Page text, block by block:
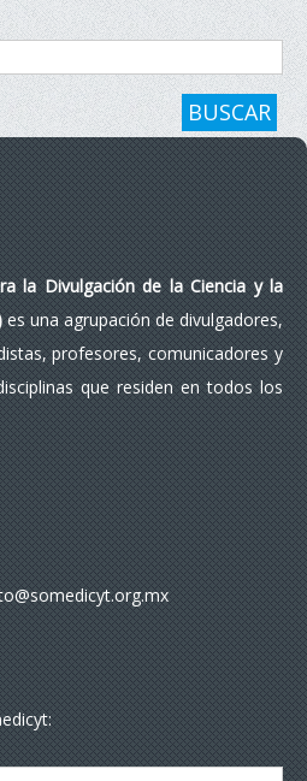
BUSCAR
la Divulgación de la Ciencia y la
es una agrupación de divulgadores,
profesores, comunicadores y
que residen en todos los